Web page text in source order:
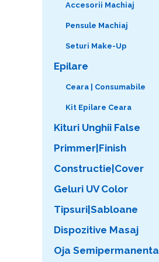
Accesorii Machiaj
Pensule Machiaj
Seturi Make-Up
Epilare
Ceara | Consumabile
Kit Epilare Ceara
Kituri Unghii False
Primmer|Finish
Constructie|Cover
Geluri UV Color
Tipsuri|Sabloane
Dispozitive Masaj
Oja Semipermanenta